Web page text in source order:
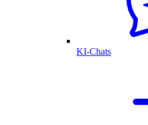
KI-Chats